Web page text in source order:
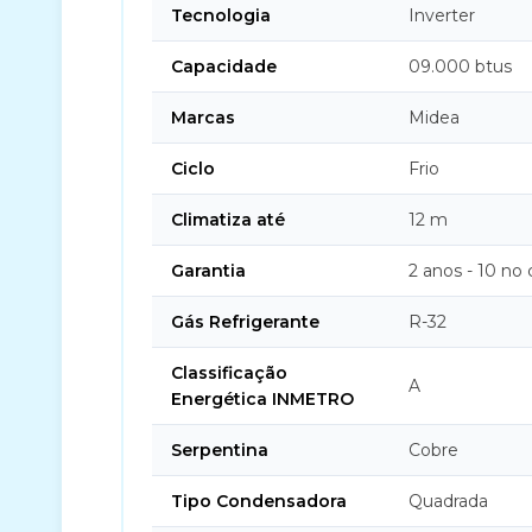
Tecnologia Inverter
Capacidade 09.000 btus
Marcas Midea
Ciclo Frio
Climatiza até 12 m
Garantia 2 anos - 10 no
Gás Refrigerante R-32
Classificação
Energética INMETRO
A
Serpentina Cobre
Tipo Condensadora Quadrada